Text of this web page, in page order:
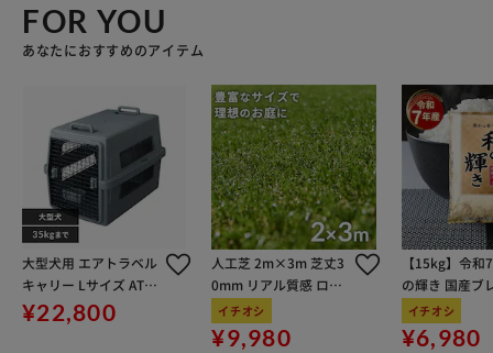
FOR YOU
あなたにおすすめのアイテム
大型犬用 エアトラベル
キャリー Lサイズ ATC-
870 ダークグレー
¥22,800
人工芝 2m×3m 芝丈3
0mm リアル質感 ロー
ルタイプ 【U字釘12本
付き】 【代引き不可】
イチオシ
¥9,980
【15kg】令和
の輝き 国産ブ
kg×3袋
イチオシ
¥6,980